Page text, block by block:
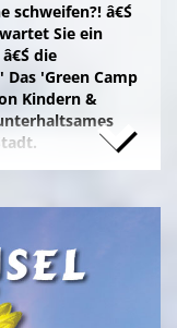
schweifen?! â€Ś
Sie ein
die
'Green Camp
Kindern &
und zum
mit
und Catering-
fĂźr das